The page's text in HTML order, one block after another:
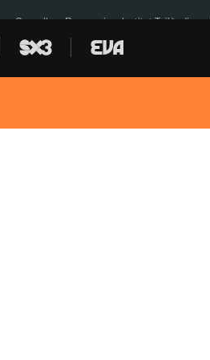
Granollers Paraguai Institut Tailàndia